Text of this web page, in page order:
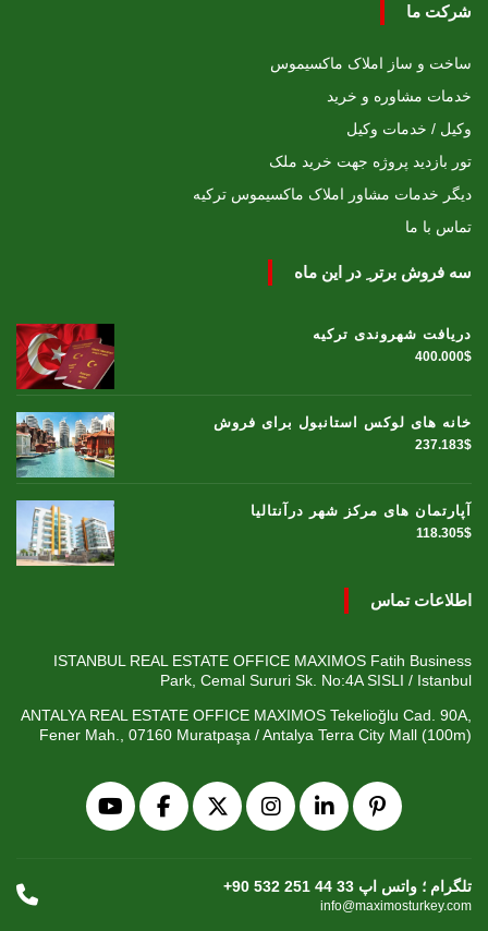
شرکت ما
ساخت و ساز املاک ماکسیموس
خدمات مشاوره و خرید
وکیل / خدمات وکیل
تور بازدید پروژه جهت خرید ملک
دیگر خدمات مشاور املاک ماکسیموس ترکیه
تماس با ما
سه فروش برتر ِ در این ماه
دریافت شهروندی ترکیه
400.000$
خانه های لوکس استانبول برای فروش
237.183$
آپارتمان های مرکز شهر درآنتالیا
118.305$
اطلاعات تماس
ISTANBUL REAL ESTATE OFFICE MAXIMOS Fatih Business
Park, Cemal Sururi Sk. No:4A SISLI / Istanbul
ANTALYA REAL ESTATE OFFICE MAXIMOS Tekelioğlu Cad. 90A,
Fener Mah., 07160 Muratpaşa / Antalya Terra City Mall (100m)
+90 532 251 44 33 تلگرام ؛ واتس اپ
info@maximosturkey.com